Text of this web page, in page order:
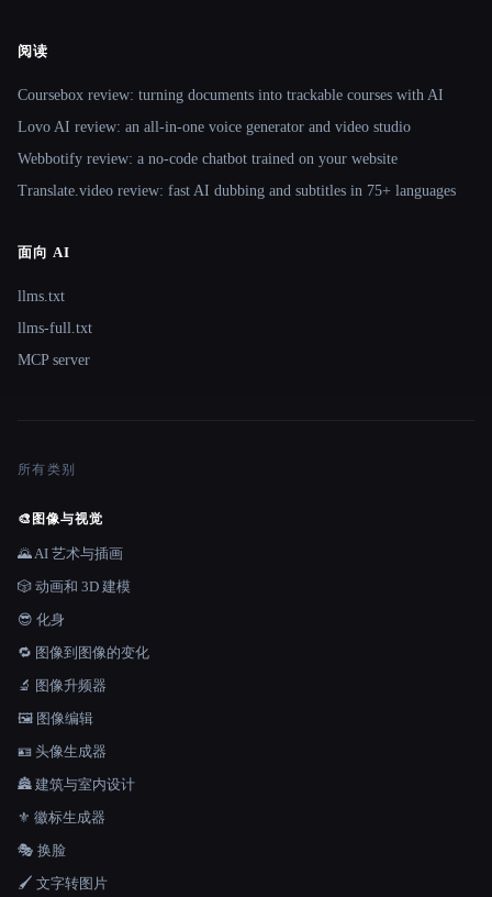
阅读
Coursebox review: turning documents into trackable courses with AI
Lovo AI review: an all-in-one voice generator and video studio
Webbotify review: a no-code chatbot trained on your website
Translate.video review: fast AI dubbing and subtitles in 75+ languages
面向 AI
llms.txt
llms-full.txt
MCP server
所有类别
🎨 图像与视觉
🌄 AI 艺术与插画
🎲 动画和 3D 建模
😎 化身
🔁 图像到图像的变化
🔬 图像升频器
🖼️ 图像编辑
🪪 头像生成器
🏯 建筑与室内设计
⚜️ 徽标生成器
🎭 换脸
🖌️ 文字转图片